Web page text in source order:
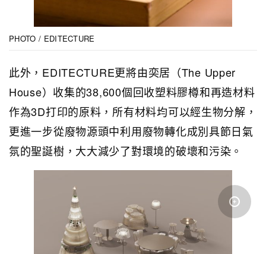
PHOTO / EDITECTURE
此外，EDITECTURE更將由奕居（The Upper
House）收集的38,600個回收塑料膠樽和再造材料
作為3D打印的原料，所有材料均可以經生物分解，
更進一步從廢物源頭中利用廢物轉化成別具節日氣
氛的聖誕樹，大大減少了對環境的破壞和污染。